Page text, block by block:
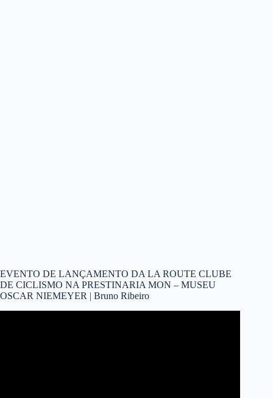
EVENTO DE LANÇAMENTO DA LA ROUTE CLUBE
DE CICLISMO NA PRESTINARIA MON – MUSEU
OSCAR NIEMEYER | Bruno Ribeiro